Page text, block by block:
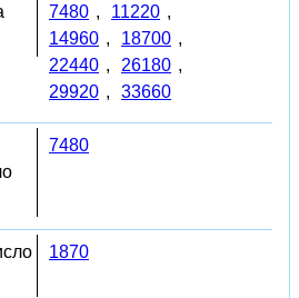
7480 , 11220 ,
14960 , 18700 ,
22440 , 26180 ,
29920 , 33660
7480
1870